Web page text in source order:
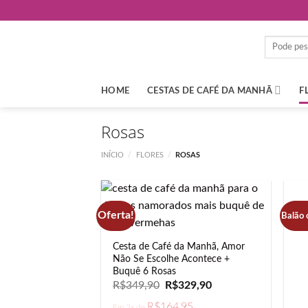
Pesquisar
HOME CESTAS DE CAFÉ DA MANHÃ
Rosas
INÍCIO / FLORES / ROSAS
Oferta!
Cesta de Café da Manhã, Amor
Não Se Escolhe Acontece +
Buquê 6 Rosas
R$349,90 O
preço
original
R$329,90O
Balão